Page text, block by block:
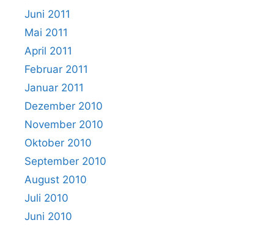
Juni 2011
Mai 2011
April 2011
Februar 2011
Januar 2011
Dezember 2010
November 2010
Oktober 2010
September 2010
August 2010
Juli 2010
Juni 2010